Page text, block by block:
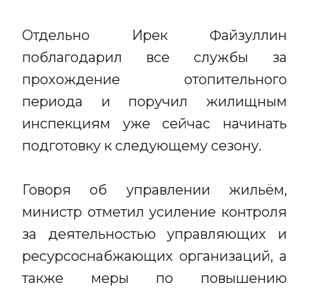
Отдельно Ирек Файзуллин
поблагодарил все службы за
прохождение отопительного
периода и поручил жилищным
инспекциям уже сейчас начинать
подготовку к следующему сезону.
Говоря об управлении жильём,
министр отметил усиление контроля
за деятельностью управляющих и
ресурсоснабжающих организаций, а
также меры по повышению